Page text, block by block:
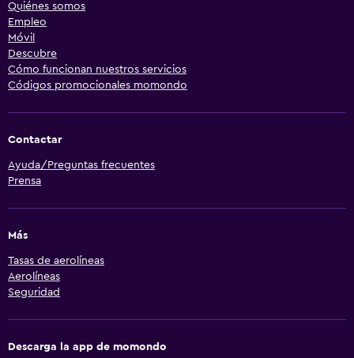
Quiénes somos
Empleo
Móvil
Descubre
Cómo funcionan nuestros servicios
Códigos promocionales momondo
Contactar
Ayuda/Preguntas frecuentes
Prensa
Más
Tasas de aerolíneas
Aerolíneas
Seguridad
Descarga la app de momondo